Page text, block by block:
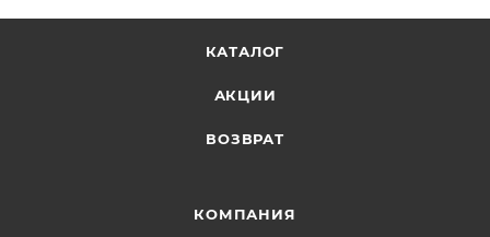
КАТАЛОГ
АКЦИИ
ВОЗВРАТ
КОМПАНИЯ